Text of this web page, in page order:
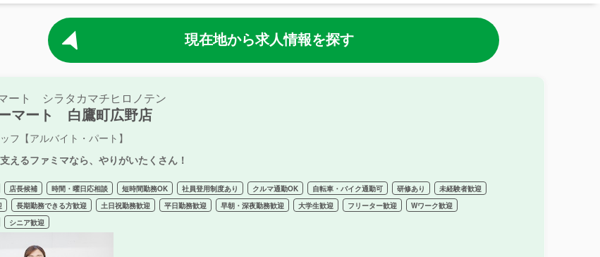
現在地から求人情報を探す
ート シラタカマチヒロノテン
マート 白鷹町広野店
フ【アルバイト・パート】
えるファミマなら、やりがいたくさん！
店長候補 時間・曜日応相談 短時間勤務OK 社員登用制度あり クルマ通勤OK 自転車・バイク通勤可 研修あり
未経験者歓迎
長期勤務できる方歓迎 土日祝勤務歓迎 平日勤務歓迎 早朝・深夜勤務歓迎 大学生歓迎 フリーター歓迎
Wワーク歓迎
シニア歓迎